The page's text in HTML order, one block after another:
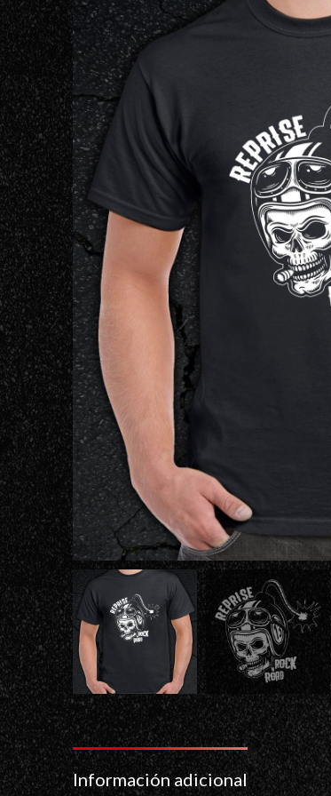
Información adicional